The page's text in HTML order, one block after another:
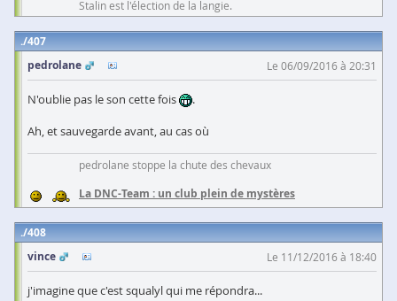
Stalin est l'élection de la langie.
407
pedrolane
Le 06/09/2016 à 20:31
N'oublie pas le son cette fois
.
Ah, et sauvegarde avant, au cas où
pedrolane stoppe la chute des chevaux
La DNC-Team : un club plein de mystères
408
vince
Le 11/12/2016 à 18:40
j'imagine que c'est squalyl qui me répondra...